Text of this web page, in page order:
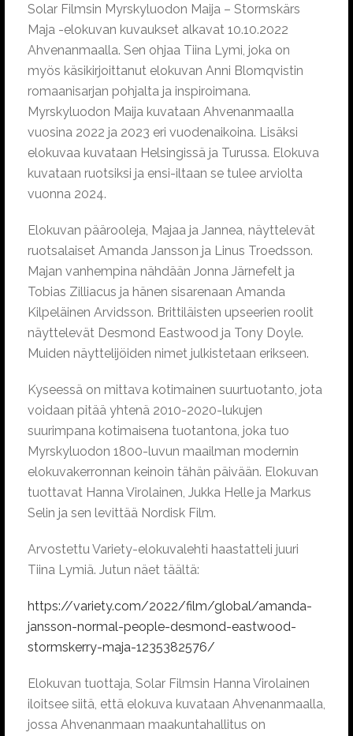
Solar Filmsin Myrskyluodon Maija – Stormskärs
Maja -elokuvan kuvaukset alkavat 10.10.2022
Ahvenanmaalla. Sen ohjaa Tiina Lymi, joka on
myös käsikirjoittanut elokuvan Anni Blomqvistin
romaanisarjan pohjalta ja inspiroimana.
Myrskyluodon Maija kuvataan Ahvenanmaalla
vuosina 2022 ja 2023 eri vuodenaikoina. Lisäksi
elokuvaa kuvataan Helsingissä ja Turussa. Elokuva
kuvataan ruotsiksi ja ensi-iltaan se tulee arviolta
vuonna 2024.
Elokuvan päärooleja, Majaa ja Jannea, näyttelevät
ruotsalaiset Amanda Jansson ja Linus Troedsson.
Majan vanhempina nähdään Jonna Järnefelt ja
Tobias Zilliacus ja hänen sisarenaan Amanda
Kilpeläinen Arvidsson. Brittiläisten upseerien roolit
näyttelevät Desmond Eastwood ja Tony Doyle.
Muiden näyttelijöiden nimet julkistetaan erikseen.
Kyseessä on mittava kotimainen suurtuotanto, jota
voidaan pitää yhtenä 2010-2020-lukujen
suurimpana kotimaisena tuotantona, joka tuo
Myrskyluodon 1800-luvun maailman modernin
elokuvakerronnan keinoin tähän päivään. Elokuvan
tuottavat Hanna Virolainen, Jukka Helle ja Markus
Selin ja sen levittää Nordisk Film.
Arvostettu Variety-elokuvalehti haastatteli juuri
Tiina Lymiä. Jutun näet täältä:
https://variety.com/2022/film/global/amanda-
jansson-normal-people-desmond-eastwood-
stormskerry-maja-1235382576/
Elokuvan tuottaja, Solar Filmsin Hanna Virolainen
iloitsee siitä, että elokuva kuvataan Ahvenanmaalla,
jossa Ahvenanmaan maakuntahallitus on